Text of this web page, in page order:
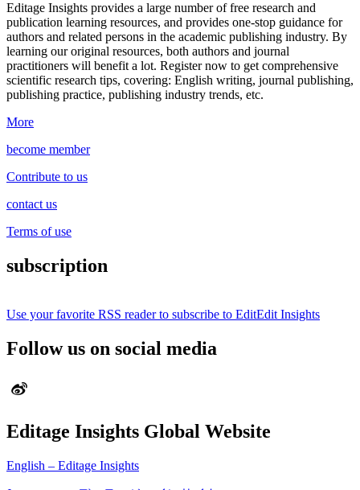
Editage Insights provides a large number of free research and
publication learning resources, and provides one-stop guidance for
authors and related persons in the academic publishing industry. By
learning our original resources, both authors and journal
practitioners will benefit a lot. Register now to get comprehensive
scientific research tips, covering: English writing, journal publishing,
publishing practice, publishing industry trends, etc.
More
become member
Contribute to us
contact us
Terms of use
subscription
Use your favorite RSS reader to subscribe to EditEdit Insights
Follow us on social media
Editage Insights Global Website
English – Editage Insights